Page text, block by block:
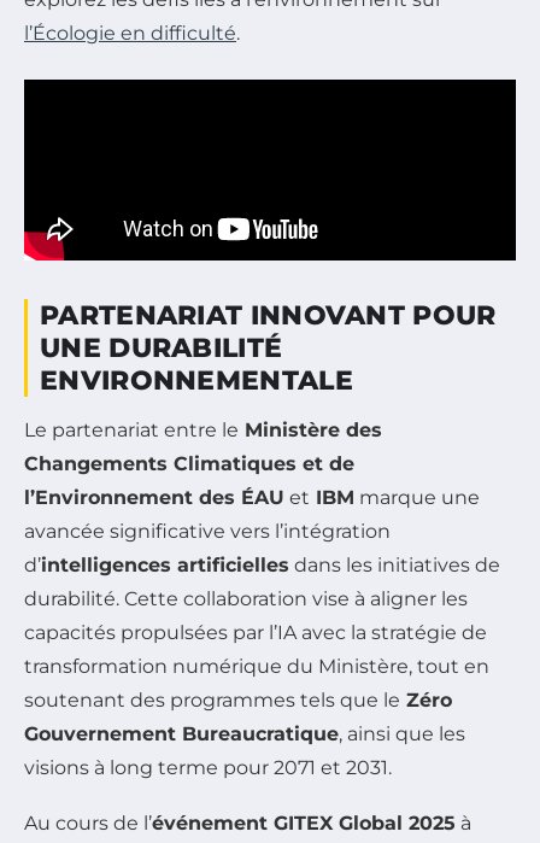
l’Écologie en difficulté.
PARTENARIAT INNOVANT POUR
UNE DURABILITÉ
ENVIRONNEMENTALE
Le partenariat entre le Ministère des
Changements Climatiques et de
l’Environnement des ÉAU et IBM marque une
avancée significative vers l’intégration
d’intelligences artificielles dans les initiatives de
durabilité. Cette collaboration vise à aligner les
capacités propulsées par l’IA avec la stratégie de
transformation numérique du Ministère, tout en
soutenant des programmes tels que le Zéro
Gouvernement Bureaucratique, ainsi que les
visions à long terme pour 2071 et 2031.
Au cours de l’événement GITEX Global 2025 à